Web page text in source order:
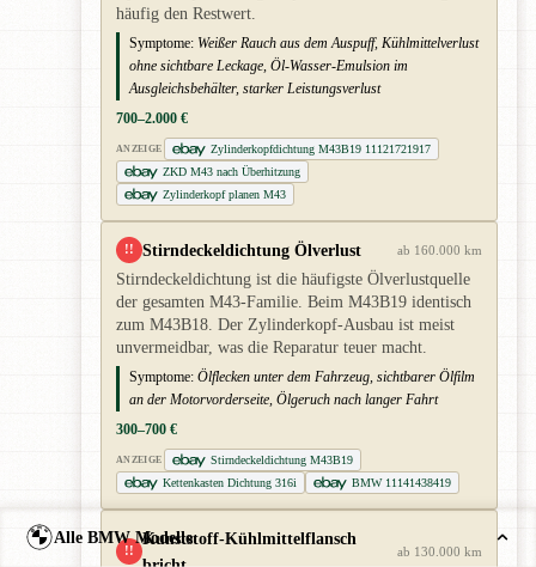
häufig den Restwert.
Symptome: Weißer Rauch aus dem Auspuff, Kühlmittelverlust
ohne sichtbare Leckage, Öl-Wasser-Emulsion im
Ausgleichsbehälter, starker Leistungsverlust
700–2.000 €
ANZEIGE
Zylinderkopfdichtung M43B19 11121721917
ZKD M43 nach Überhitzung
Zylinderkopf planen M43
!! Stirndeckeldichtung Ölverlust ab 160.000 km
Stirndeckeldichtung ist die häufigste Ölverlustquelle
der gesamten M43-Familie. Beim M43B19 identisch
zum M43B18. Der Zylinderkopf-Ausbau ist meist
unvermeidbar, was die Reparatur teuer macht.
Symptome: Ölflecken unter dem Fahrzeug, sichtbarer Ölfilm
an der Motorvorderseite, Ölgeruch nach langer Fahrt
300–700 €
ANZEIGE
Stirndeckeldichtung M43B19
Kettenkasten Dichtung 316i
BMW 11141438419
!!
Kunststoff-Kühlmittelflansch
ab 130.000 km
Alle BMW Modelle